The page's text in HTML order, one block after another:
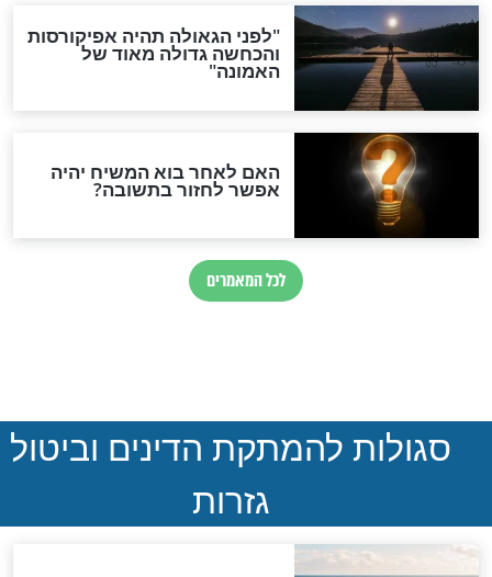
יוצבו דוכני
ומעוצבים
הרב זילברשטיין בפסיקה:
חדשות יהדות
הותר לפרסום: לוחמי מילואים
ההסכם החשאי של טראמפ
ואיראן: בלי שקיפות ועם הרבה
סימני שאלה